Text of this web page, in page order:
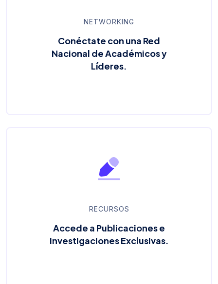
NETWORKING
Conéctate con una Red
Nacional de Académicos y
Líderes.
RECURSOS
Accede a Publicaciones e
Investigaciones Exclusivas.